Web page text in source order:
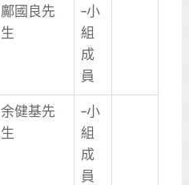
鄺國良先
生
–小
組
成
員
余健基先
生
–小
組
成
員